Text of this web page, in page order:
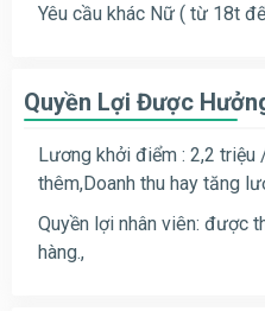
Yêu cầu khác Nữ ( từ 18t
Quyền Lợi Được
Lương khởi điểm : 2,2
thêm,Doanh thu hay tăng
Quyền lợi nhân viên: được
hàng.,